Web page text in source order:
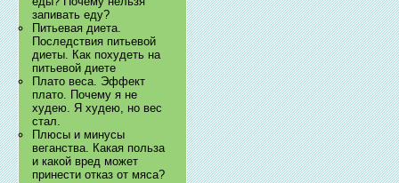
запивать еду?
Питьевая диета.
Последствия питьевой
диеты. Как похудеть на
питьевой диете
Плато веса. Эффект
плато. Почему я не
худею. Я худею, но вес
стал.
Плюсы и минусы
веганства. Какая польза
и какой вред может
принести отказ от мяса?